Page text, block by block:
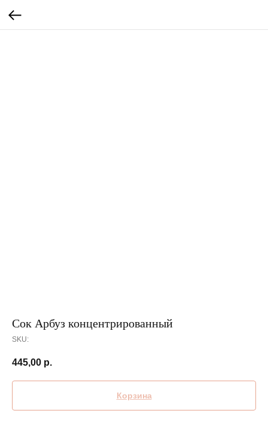
Сок Арбуз концентрированный
SKU:
445,00 р.
Корзина